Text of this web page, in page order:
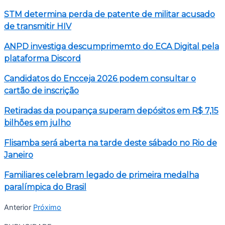
STM determina perda de patente de militar acusado
de transmitir HIV
ANPD investiga descumprimemto do ECA Digital pela
plataforma Discord
Candidatos do Encceja 2026 podem consultar o
cartão de inscrição
Retiradas da poupança superam depósitos em R$ 7,15
bilhões em julho
Flisamba será aberta na tarde deste sábado no Rio de
Janeiro
Familiares celebram legado de primeira medalha
paralímpica do Brasil
Anterior Próximo